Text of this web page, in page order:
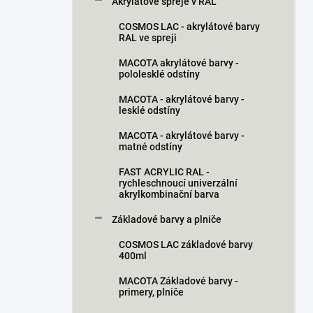
COSMOS LAC - akrylátové barvy
RAL ve spreji
MACOTA akrylátové barvy -
pololesklé odstíny
MACOTA - akrylátové barvy -
lesklé odstíny
MACOTA - akrylátové barvy -
matné odstíny
FAST ACRYLIC RAL -
rychleschnoucí univerzální
akrylkombinační barva
Základové barvy a plniče
COSMOS LAC základové barvy
400ml
MACOTA Základové barvy -
primery, plniče